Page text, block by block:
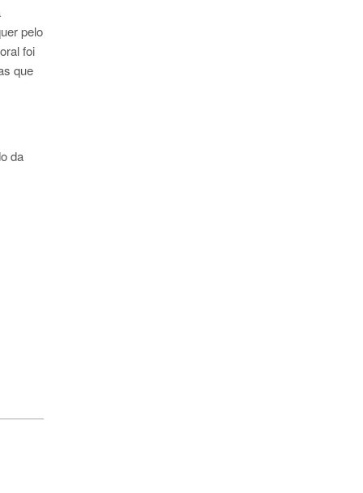
pelo
foi
que
da